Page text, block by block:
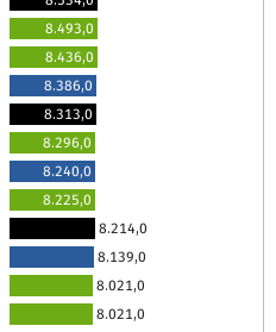
8.493,0
8.436,0
8.386,0
8.313,0
8.296,0
8.240,0
8.225,0
8.214,0
8.139,0
8.021,0
8.021,0